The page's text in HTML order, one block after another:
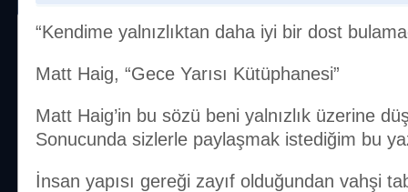
İletişim
“Kendime yalnızlıktan daha iyi bir dost
Matt Haig, “Gece Yarısı Kütüphanesi”
Matt Haig’in bu sözü beni yalnızlık üzerine
Sonucunda sizlerle paylaşmak istediğim bu
İnsan yapısı gereği zayıf olduğundan vahşi